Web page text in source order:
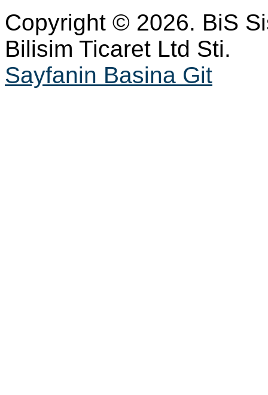
Copyright © 2026. BiS
Bilisim Ticaret Ltd Sti.
Sayfanin Basina Git